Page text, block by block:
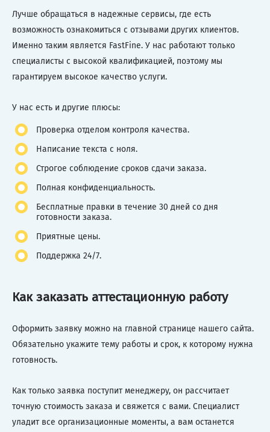
Лучше обращаться в надежные сервисы, где есть
возможность ознакомиться с отзывами других клиентов.
Именно таким является FastFine. У нас работают только
специалисты с высокой квалификацией, поэтому мы
гарантируем высокое качество услуги.
У нас есть и другие плюсы:
Проверка отделом контроля качества.
Написание текста с ноля.
Строгое соблюдение сроков сдачи заказа.
Полная конфиденциальность.
Бесплатные правки в течение 30 дней со дня
готовности заказа.
Приятные цены.
Поддержка 24/7.
Как заказать аттестационную работу
Оформить заявку можно на главной странице нашего сайта.
Обязательно укажите тему работы и срок, к которому нужна
готовность.
Как только заявка поступит менеджеру, он рассчитает
точную стоимость заказа и свяжется с вами. Специалист
уладит все организационные моменты, а вам останется